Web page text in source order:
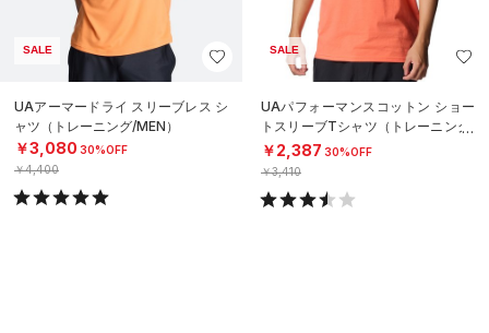
SALE
UAアーマードライ スリーブレス シ
ャツ（トレーニング/MEN）
￥3,080 30%OFF
￥4,400
SALE
UAパフォーマンスコットン ショー
トスリーブTシャツ（トレーニング/
MEN）
￥2,387 30%OFF
￥3,410